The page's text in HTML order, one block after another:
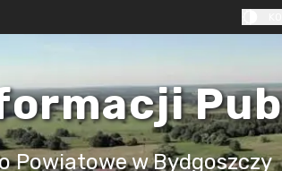
Powiatowe w Bydgoszczy